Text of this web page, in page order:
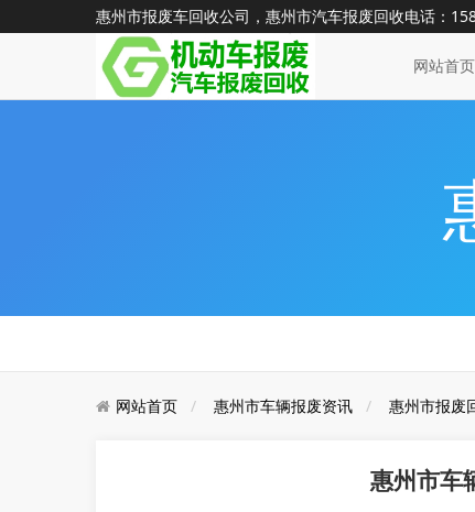
惠州市报废车回收公司，惠州市汽车报废回收电话：
网站首页
网站首页 惠州市车辆报废资讯 惠州市报废
惠州市车